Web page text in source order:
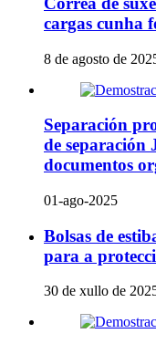
cargas cunha
8 de agosto de
Separación
de separación
documentos
01-ago-2025
Bolsas de
para a
30 de xullo de